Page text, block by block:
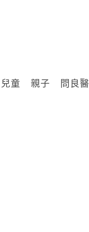
兒童 親子 問良醫